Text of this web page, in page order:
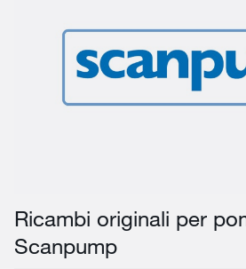
Ricambi originali per
Scanpump